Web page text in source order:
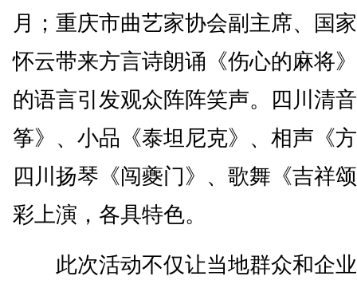
月；重庆市曲艺家协会副主席、国
怀云带来方言诗朗诵《伤心的麻将
的语言引发观众阵阵笑声。四川清
筝》、小品《泰坦尼克》、相声《
四川扬琴《闯夔门》、歌舞《吉祥
彩上演，各具特色。
此次活动不仅让当地群众和企业